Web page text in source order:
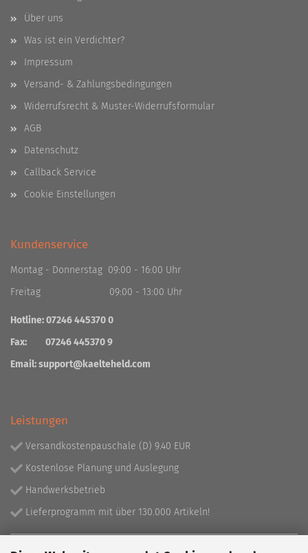
Über uns
Was ist ein Verdichter?
Impressum
Versand- & Zahlungsbedingungen
Widerrufsrecht & Muster-Widerrufsformular
AGB
Datenschutz
Callback Service
Cookie Einstellungen
Kundenservice
Montag - Donnerstag 09:00 - 16:00 Uhr
Freitag 09:00 - 13:00 Uhr
Hotline: 07246 445370 0
Fax: 07246 445370 9
Email:support@kaelteheld.com
Leistungen
Versandkostenpauschale (D) 9.40 EUR
Kostenlose Planung und Auslegung
Handwerksbetrieb
Lieferprogramm mit über 130.000 Artikeln!